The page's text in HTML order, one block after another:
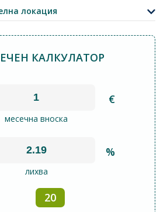
локация
КАЛКУЛАТОР
€
месечна вноска
%
лихва
20